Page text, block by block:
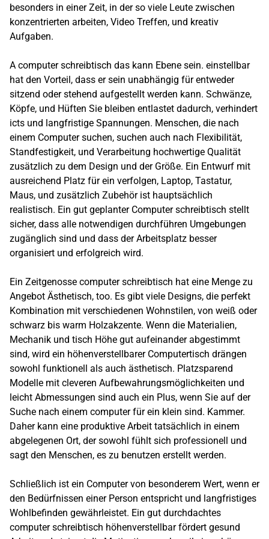
besonders in einer Zeit, in der so viele Leute zwischen
konzentrierten arbeiten, Video Treffen, und kreativ
Aufgaben.
A computer schreibtisch das kann Ebene sein. einstellbar
hat den Vorteil, dass er sein unabhängig für entweder
sitzend oder stehend aufgestellt werden kann. Schwänze,
Köpfe, und Hüften Sie bleiben entlastet dadurch, verhindert
icts und langfristige Spannungen. Menschen, die nach
einem Computer suchen, suchen auch nach Flexibilität,
Standfestigkeit, und Verarbeitung hochwertige Qualität
zusätzlich zu dem Design und der Größe. Ein Entwurf mit
ausreichend Platz für ein verfolgen, Laptop, Tastatur,
Maus, und zusätzlich Zubehör ist hauptsächlich
realistisch. Ein gut geplanter Computer schreibtisch stellt
sicher, dass alle notwendigen durchführen Umgebungen
zugänglich sind und dass der Arbeitsplatz besser
organisiert und erfolgreich wird.
Ein Zeitgenosse computer schreibtisch hat eine Menge zu
Angebot Ästhetisch, too. Es gibt viele Designs, die perfekt
Kombination mit verschiedenen Wohnstilen, von weiß oder
schwarz bis warm Holzakzente. Wenn die Materialien,
Mechanik und tisch Höhe gut aufeinander abgestimmt
sind, wird ein höhenverstellbarer Computertisch drängen
sowohl funktionell als auch ästhetisch. Platzsparend
Modelle mit cleveren Aufbewahrungsmöglichkeiten und
leicht Abmessungen sind auch ein Plus, wenn Sie auf der
Suche nach einem computer für ein klein sind. Kammer.
Daher kann eine produktive Arbeit tatsächlich in einem
abgelegenen Ort, der sowohl fühlt sich professionell und
sagt den Menschen, es zu benutzen erstellt werden.
Schließlich ist ein Computer von besonderem Wert, wenn er
den Bedürfnissen einer Person entspricht und langfristiges
Wohlbefinden gewährleistet. Ein gut durchdachtes
computer schreibtisch höhenverstellbar fördert gesund